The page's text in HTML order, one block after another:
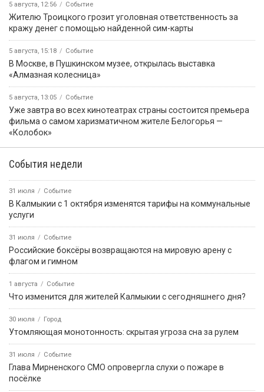
5 августа, 12:56 Событие
Жителю Троицкого грозит уголовная ответственность за
кражу денег с помощью найденной сим-карты
5 августа, 15:18 Событие
В Москве, в Пушкинском музее, открылась выставка
«Алмазная колесница»
5 августа, 13:05 Событие
Уже завтра во всех кинотеатрах страны состоится премьера
фильма о самом харизматичном жителе Белогорья —
«Колобок»
События недели
31 июля Событие
В Калмыкии с 1 октября изменятся тарифы на коммунальные
услуги
31 июля Событие
Российские боксёры возвращаются на мировую арену с
флагом и гимном
1 августа Событие
Что изменится для жителей Калмыкии с сегодняшнего дня?
30 июля Город
Утомляющая монотонность: скрытая угроза сна за рулем
31 июля Событие
Глава Мирненского СМО опровергла слухи о пожаре в
посёлке